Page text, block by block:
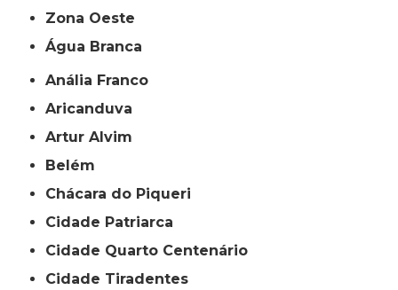
Zona Oeste
Água Branca
Anália Franco
Aricanduva
Artur Alvim
Belém
Chácara do Piqueri
Cidade Patriarca
Cidade Quarto Centenário
Cidade Tiradentes